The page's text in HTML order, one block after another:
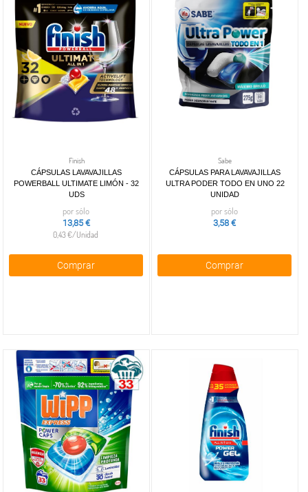
Finish
CÁPSULAS LAVAVAJILLAS
POWERBALL ULTIMATE LIMÓN - 32
UDS
por sólo
13,85 €
0,43 €/Unidad
Comprar
Sabe
CÁPSULAS PARA LAVAVAJILLAS
ULTRA PODER TODO EN UNO 22
UNIDAD
por sólo
3,58 €
Comprar